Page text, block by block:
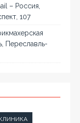
– Россия,
107
Переславль-